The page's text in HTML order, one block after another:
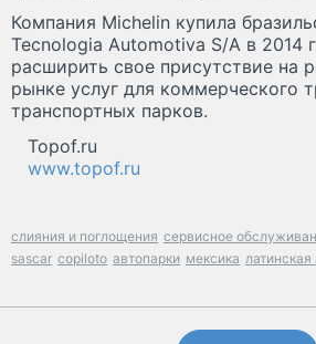
Компания Michelin купила
Tecnologia Automotiva S/A в 2014
расширить свое присутствие на
рынке услуг для коммерческого
транспортных парков.
Topof.ru
www.topof.ru
слияния и поглощения сервисное
sascar copiloto автопарки мексика